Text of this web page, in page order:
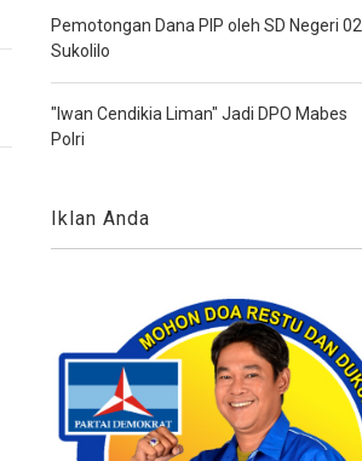
Pemotongan Dana PIP oleh SD Negeri 02
Sukolilo
"Iwan Cendikia Liman" Jadi DPO Mabes
Polri
Iklan Anda